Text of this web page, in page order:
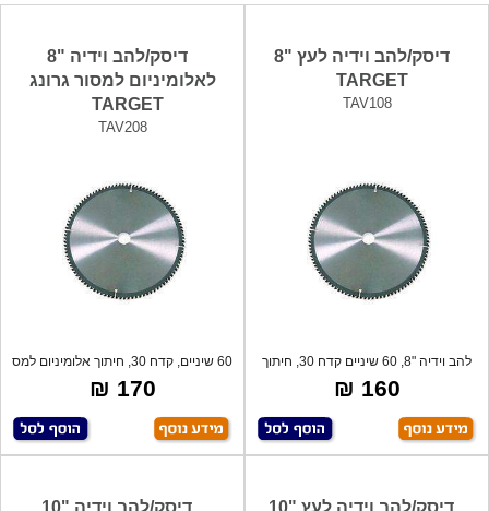
דיסק/להב וידיה לעץ "8
TARGET
TAV108
להב וידיה "8, 60 שיניים קדח 30, חיתוך
עץ
160 ₪
דיסק/להב וידיה "8
לאלומיניום למסור גרונג
TARGET
TAV208
60 שיניים, קדח 30, חיתוך אלומיניום למס
170 ₪
דיסק/להב וידיה לעץ "10
דיסק/להב וידיה "10